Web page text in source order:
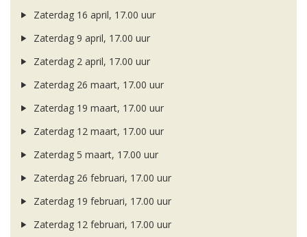
Zaterdag 16 april, 17.00 uur
Zaterdag 9 april, 17.00 uur
Zaterdag 2 april, 17.00 uur
Zaterdag 26 maart, 17.00 uur
Zaterdag 19 maart, 17.00 uur
Zaterdag 12 maart, 17.00 uur
Zaterdag 5 maart, 17.00 uur
Zaterdag 26 februari, 17.00 uur
Zaterdag 19 februari, 17.00 uur
Zaterdag 12 februari, 17.00 uur